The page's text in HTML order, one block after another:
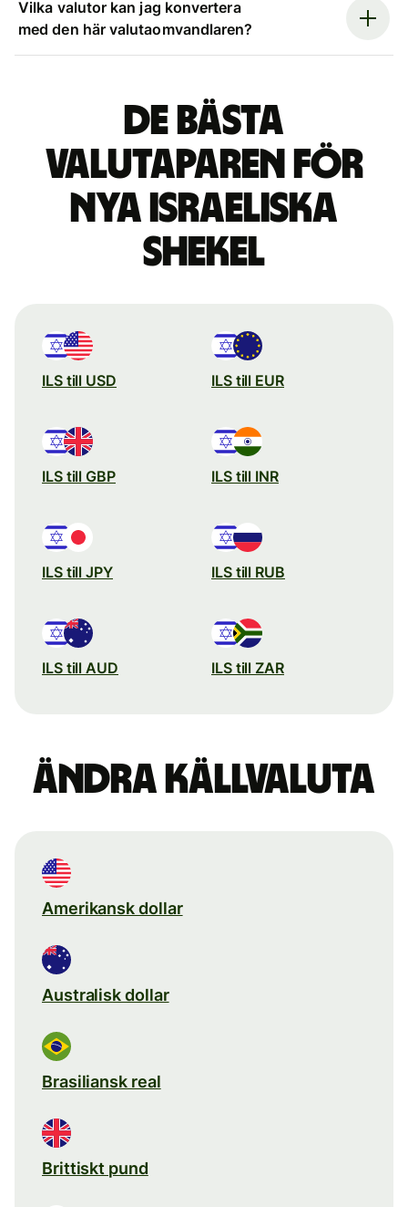
Vilka valutor kan jag konvertera
med den här valutaomvandlaren?
De bästa
valutaparen för
nya israeliska
shekel
ILS till USD ILS till EUR
ILS till GBP ILS till INR
ILS till JPY ILS till RUB
ILS till AUD ILS till ZAR
Ändra källvaluta
Amerikansk dollar
Australisk dollar
Brasiliansk real
Brittiskt pund